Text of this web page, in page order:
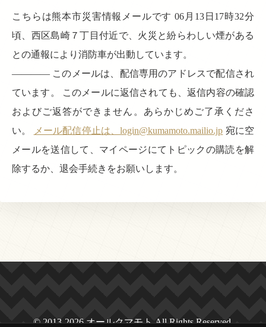
こちらは熊本市災害情報メールです 06月13日17時32分
頃、西区島崎７丁目付近で、火災と紛らわしい煙がある
との通報により消防車が出動しています。
———— このメールは、配信専用のアドレスで配信され
ています。 このメールに返信されても、返信内容の確認
およびご返答ができません。あらかじめご了承くださ
い。
メール配信停止は、login@kumamoto.mailio.jp 宛に空
メールを送信して、マイページにてトピックの購読を解
除するか、退会手続きをお願いします。
© 2013-2026 オールクマモト All Rights Reserved.